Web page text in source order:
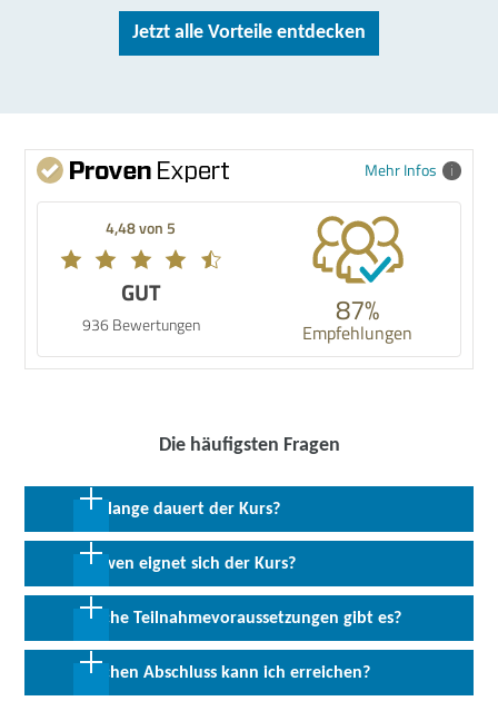
Jetzt alle Vorteile entdecken
Mehr Infos
4,48 von 5
GUT
936 Bewertungen 87%
Empfehlungen
Die häufigsten Fragen
Wie lange dauert der Kurs?
20 Wochen in Vollzeit; 40 Wochen in Teilzeit
Für wen eignet sich der Kurs?
Dieser Kurs richtet sich an zukünftig Fachkräfte und angehende
Projektmanager, die ihre Kompetenzen im Projektmanagement
und Cloud Computing erweitern möchten. Besonders geeignet ist
er für Personen, die mit agilen Methoden arbeiten möchten und
Welche Teilnahmevoraussetzungen gibt es?
Für die Teilnahme am Kurs Effektives Projektmanagement in
agilen Cloud Computing Umgebungen inkl. AWS Certified Solutions
Welchen Abschluss kann ich erreichen?